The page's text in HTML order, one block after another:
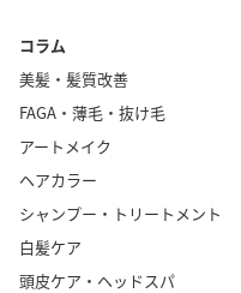
コラム
美髪・髪質改善
FAGA・薄毛・抜け毛
アートメイク
ヘアカラー
シャンプー・トリートメント
白髪ケア
頭皮ケア・ヘッドスパ